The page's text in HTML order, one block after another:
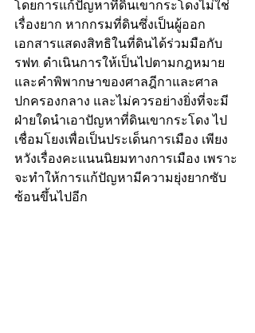
โดยการแก้ปัญหาที่ดินเขากระโดงไม่ใช่
เรื่องยาก หากกรมที่ดินซึ่งเป็นผู้ออก
เอกสารแสดงสิทธิในที่ดินได้ร่วมมือกับ
รฟท. ดำเนินการให้เป็นไปตามกฎหมาย
และคำพิพากษาของศาลฎีกาและศาล
ปกครองกลาง และไม่ควรอย่างยิ่งที่จะมี
ฝ่ายใดนำเอาปัญหาที่ดินเขากระโดง ไป
เชื่อมโยงเพื่อเป็นประเด็นการเมือง เพียง
หวังเรื่องคะแนนนิยมทางการเมือง เพราะ
จะทำให้การแก้ปัญหามีความยุ่งยากซับ
ซ้อนขึ้นไปอีก